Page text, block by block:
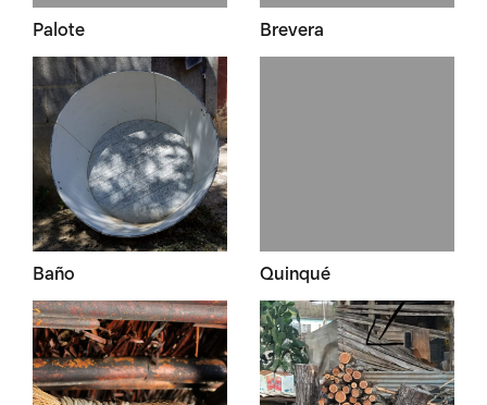
Palote Brevera
Baño Quinqué